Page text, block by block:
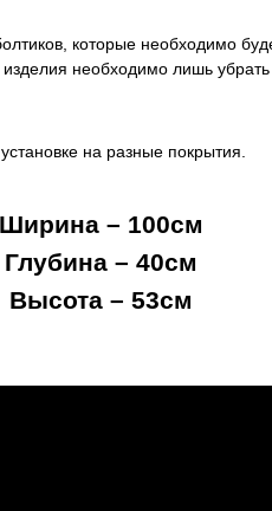
которые необходимо
необходимо лишь
на разные покрытия.
Ширина – 100см
Глубина – 40см
Высота – 53см